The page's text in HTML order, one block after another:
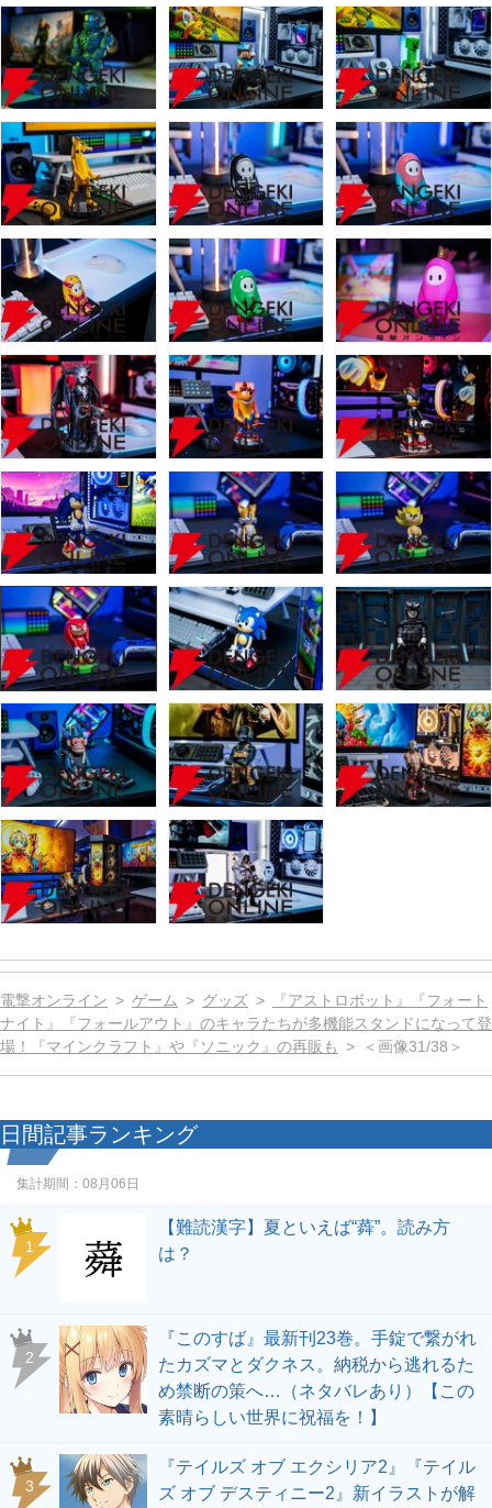
電撃オンライン ゲーム グッズ
『アストロボット』『フォート
ナイト』『フォールアウト』のキャラたちが多機能スタンドになって登
場！『マインクラフト』や『ソニック』の再販も
＜画像31/38＞
日間記事ランキング
集計期間： 08月06日
1
【難読漢字】夏といえば“蕣”。読み方
は？
2
『このすば』最新刊23巻。手錠で繋がれ
たカズマとダクネス。納税から逃れるた
め禁断の策へ…（ネタバレあり）【この
素晴らしい世界に祝福を！】
3
『テイルズ オブ エクシリア2』『テイル
ズ オブ デスティニー2』新イラストが解